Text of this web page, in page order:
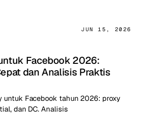
JUN 15, 2026
Facebook 2026:
dan Analisis Praktis
untuk Facebook tahun 2026: proxy
dan DC. Analisis